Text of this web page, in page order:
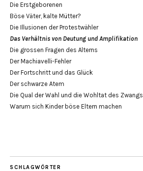
Die Erstgeborenen
Böse Väter, kalte Mütter?
Die Illusionen der Protestwähler
Das Verhältnis von Deutung und Amplifikation
Die grossen Fragen des Alterns
Der Machiavelli-Fehler
Der Fortschritt und das Glück
Der schwarze Atem
Die Qual der Wahl und die Wohltat des Zwangs
Warum sich Kinder böse Eltern machen
SCHLAGWÖRTER